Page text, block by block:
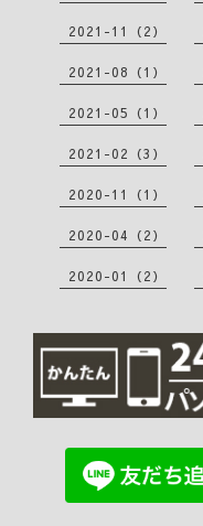
2021-11（2）
2021-08（1）
2021-05（1）
2021-02（3）
2020-11（1）
2020-04（2）
2020-01（2）